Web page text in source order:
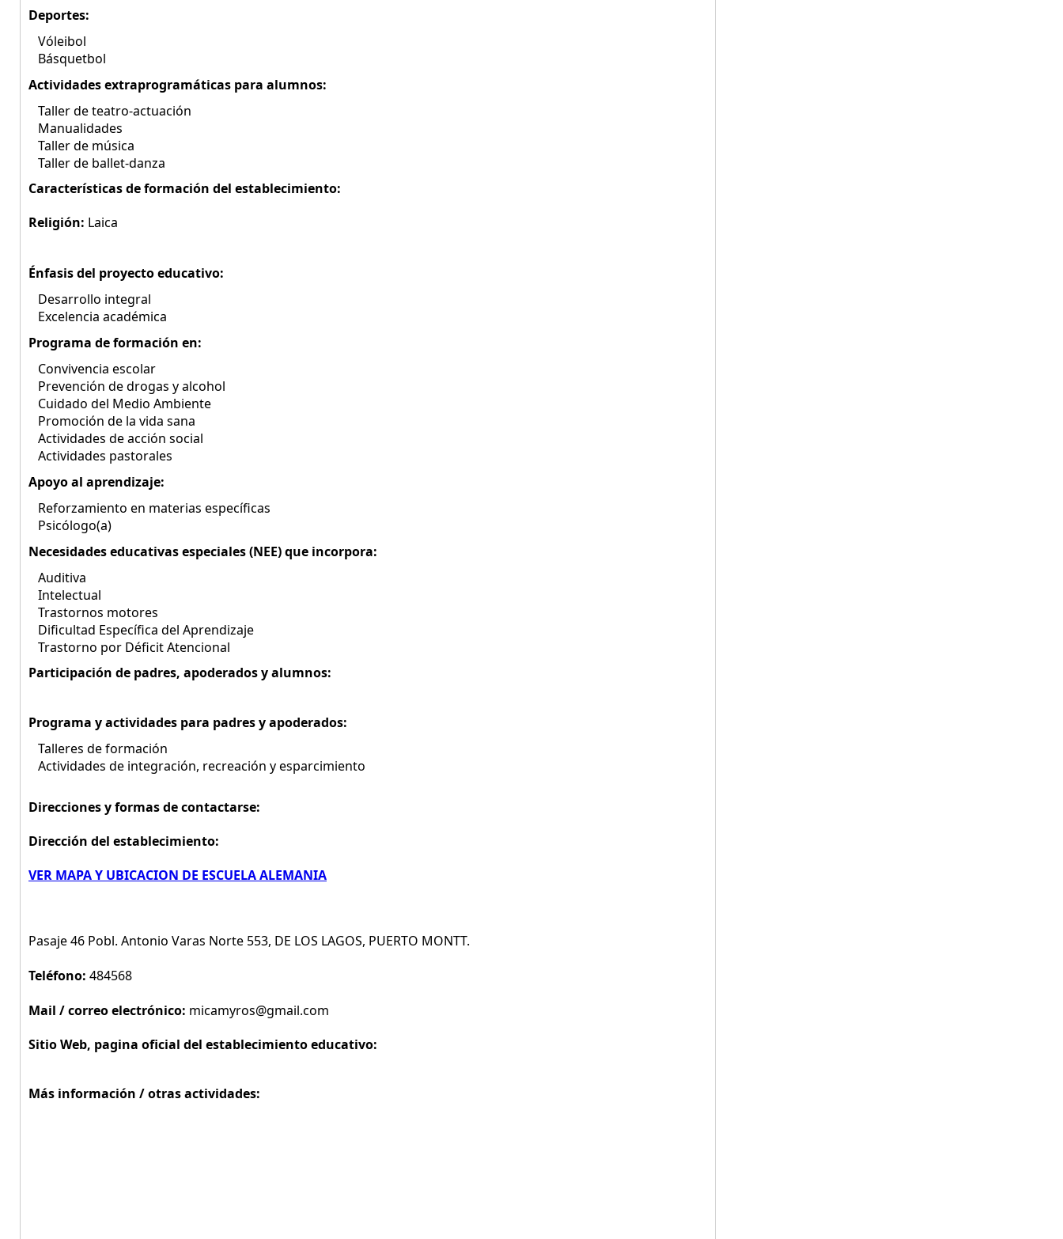
Deportes:
Vóleibol
Básquetbol
Actividades extraprogramáticas para alumnos:
Taller de teatro-actuación
Manualidades
Taller de música
Taller de ballet-danza
Características de formación del establecimiento:
Religión: Laica
Énfasis del proyecto educativo:
Desarrollo integral
Excelencia académica
Programa de formación en:
Convivencia escolar
Prevención de drogas y alcohol
Cuidado del Medio Ambiente
Promoción de la vida sana
Actividades de acción social
Actividades pastorales
Apoyo al aprendizaje:
Reforzamiento en materias específicas
Psicólogo(a)
Necesidades educativas especiales (NEE) que incorpora:
Auditiva
Intelectual
Trastornos motores
Dificultad Específica del Aprendizaje
Trastorno por Déficit Atencional
Participación de padres, apoderados y alumnos:
Programa y actividades para padres y apoderados:
Talleres de formación
Actividades de integración, recreación y esparcimiento
Direcciones y formas de contactarse:
Dirección del establecimiento:
VER MAPA Y UBICACION DE ESCUELA ALEMANIA
Pasaje 46 Pobl. Antonio Varas Norte 553, DE LOS LAGOS, PUERTO MONTT.
Teléfono: 484568
Mail / correo electrónico: micamyros@gmail.com
Sitio Web, pagina oficial del establecimiento educativo:
Más información / otras actividades: